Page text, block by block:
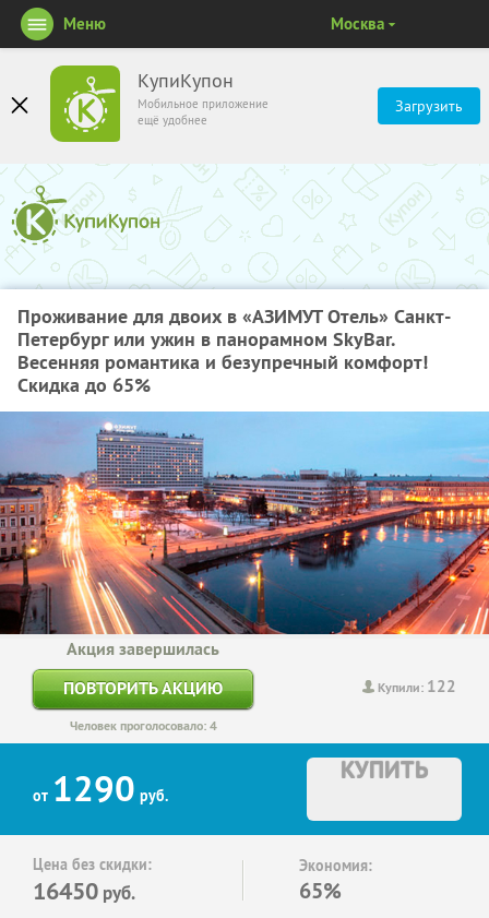
КупиКупон
Мобильное приложение
ещё удобнее
Загрузить
Меню Москва
Проживание для двоих в «АЗИМУТ Отель» Санкт-
Петербург или ужин в панорамном SkyBаr.
Весенняя романтика и безупречный комфорт!
Скидка до 65%
Купили: 122
Акция завершилась
ПОВТОРИТЬ АКЦИЮ
Человек проголосовало: 4
от 1290 руб.
КУПИТЬ
Цена без скидки:
16450 руб.
Экономия:
65%